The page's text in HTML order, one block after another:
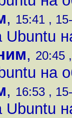
, 15:41 ,
Ubuntu
, 20:45
на
, 16:53 ,
Ubuntu